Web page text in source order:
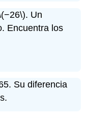
. Un
Encuentra los
Su diferencia